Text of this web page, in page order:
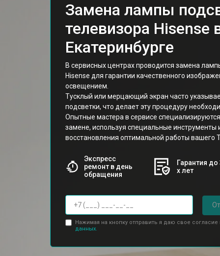
Замена лампы
телевизора Hisense
Екатеринбурге
В сервисных центрах проводится замена
Hisense для гарантии качественного
освещением.
Тусклый или мерцающий экран часто
подсветки, что делает эту процедуру
Опытные мастера в сервисе
замене, используя специальные инструменты
восстановления оптимальной работы вашего
Экспресс
ремонт в день
обращения
Гарантия до
х лет
Нажимая на кнопку отправить я даю свое согласие
данных.